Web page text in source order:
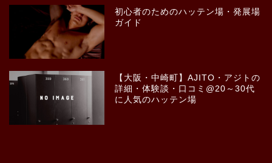
初心者のためのハッテン場・発展場
ガイド
【大阪・中崎町】AJITO・アジトの
詳細・体験談・口コミ@20～30代
に人気のハッテン場